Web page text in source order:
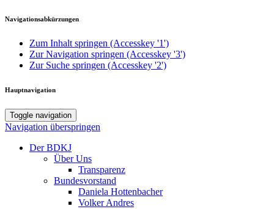
Navigationsabkürzungen
Zum Inhalt springen (Accesskey '1')
Zur Navigation springen (Accesskey '3')
Zur Suche springen (Accesskey '2')
Hauptnavigation
Toggle navigation
Navigation überspringen
Der BDKJ
Über Uns
Transparenz
Bundesvorstand
Daniela Hottenbacher
Volker Andres